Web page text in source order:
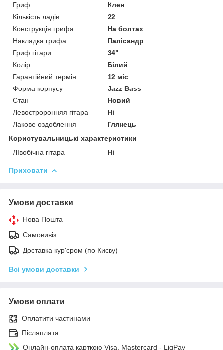
Гриф
Клен
Кількість ладів
22
Конструкція грифа
На болтах
Накладка грифа
Палісандр
Гриф гітари
34"
Колір
Білий
Гарантійний термін
12 міс
Форма корпусу
Jazz Bass
Стан
Новий
Левостроронняя гітара
Ні
Лакове оздоблення
Глянець
Користувальницькі характеристики
ЛІвобічна гітара
Ні
Приховати
Умови доставки
Нова Пошта
Самовивіз
Доставка кур'єром (по Києву)
Всі умови доставки
Умови оплати
Оплатити частинами
Післяплата
Онлайн-оплата карткою Visa, Mastercard - LiqPay